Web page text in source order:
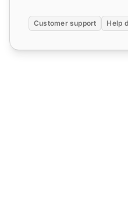
Customer support Help